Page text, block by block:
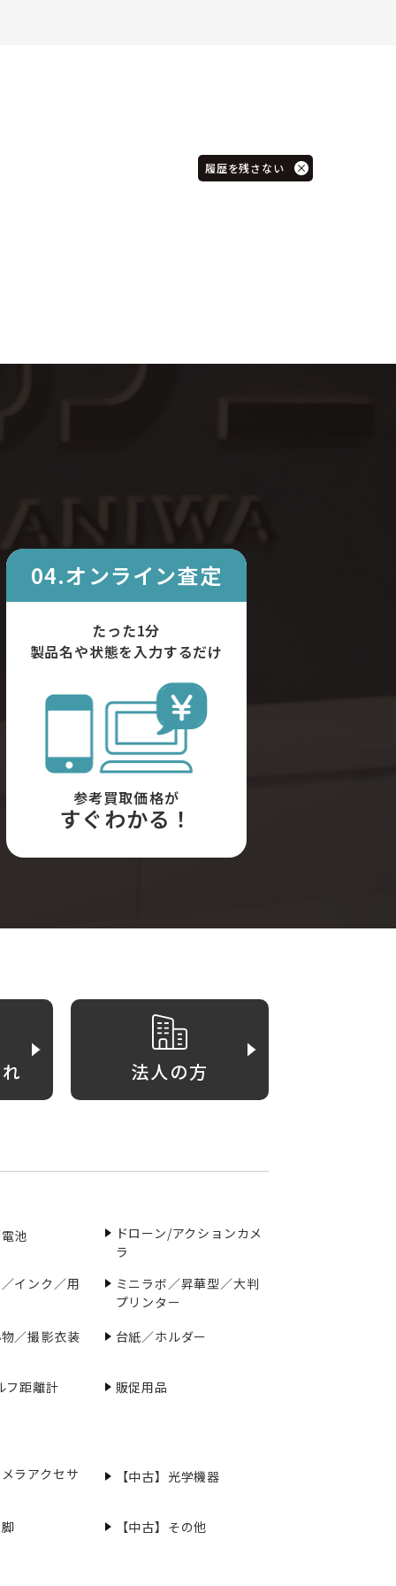
履歴を残さない
04.オンライン査定
たった1分
製品名や状態を入力するだけ
参考買取価格が
すぐわかる！
法人の方
池
ドローン/アクションカメ
ラ
インク／用
ミニラボ／昇華型／大判
プリンター
／撮影衣装
台紙／ホルダー
フ距離計 販促用品
ラアクセサ 【中古】光学機器
【中古】その他